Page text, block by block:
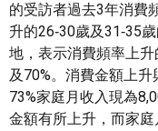
的受訪者過去3年消費
升的26‑30歲及31‑35
地，表示消費頻率上升
及70%。消費金額上
73%家庭月收入現為
金額有所上升，而家